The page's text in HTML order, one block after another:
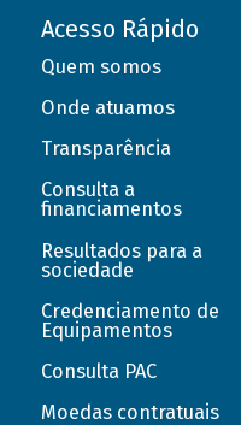
Acesso Rápido
Quem somos
Onde atuamos
Transparência
Consulta a
financiamentos
Resultados para a
sociedade
Credenciamento de
Equipamentos
Consulta PAC
Moedas contratuais